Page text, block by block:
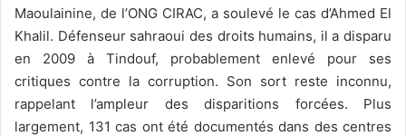
Maoulainine, de l’ONG CIRAC, a soulevé le cas d’Ahmed El
Khalil. Défenseur sahraoui des droits humains, il a disparu
en 2009 à Tindouf, probablement enlevé pour ses
critiques contre la corruption. Son sort reste inconnu,
rappelant l’ampleur des disparitions forcées. Plus
largement, 131 cas ont été documentés dans des centres